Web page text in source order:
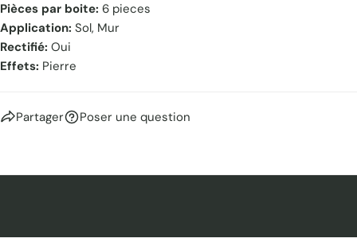
Pièces par boite: 6 pieces
Application: Sol, Mur
Rectifié: Oui
Effets: Pierre
Partager Poser une question